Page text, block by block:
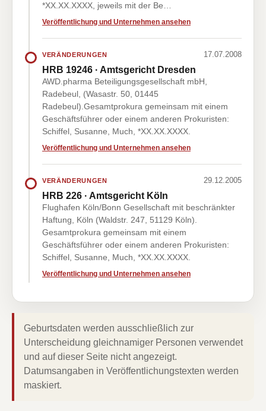
*XX.XX.XXXX, jeweils mit der Be…
Veröffentlichung und Unternehmen ansehen
VERÄNDERUNGEN 17.07.2008
HRB 19246 · Amtsgericht Dresden
AWD.pharma Beteiligungsgesellschaft mbH,
Radebeul, (Wasastr. 50, 01445
Radebeul).Gesamtprokura gemeinsam mit einem
Geschäftsführer oder einem anderen Prokuristen:
Schiffel, Susanne, Much, *XX.XX.XXXX.
Veröffentlichung und Unternehmen ansehen
VERÄNDERUNGEN 29.12.2005
HRB 226 · Amtsgericht Köln
Flughafen Köln/Bonn Gesellschaft mit beschränkter
Haftung, Köln (Waldstr. 247, 51129 Köln).
Gesamtprokura gemeinsam mit einem
Geschäftsführer oder einem anderen Prokuristen:
Schiffel, Susanne, Much, *XX.XX.XXXX.
Veröffentlichung und Unternehmen ansehen
Geburtsdaten werden ausschließlich zur
Unterscheidung gleichnamiger Personen verwendet
und auf dieser Seite nicht angezeigt.
Datumsangaben in Veröffentlichungstexten werden
maskiert.